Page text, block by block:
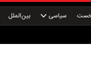
سیاسی بین‌الملل